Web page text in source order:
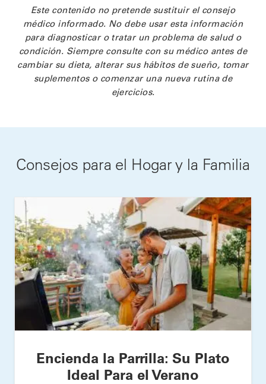
Este contenido no pretende sustituir el consejo
médico informado. No debe usar esta información
para diagnosticar o tratar un problema de salud o
condición. Siempre consulte con su médico antes de
cambiar su dieta, alterar sus hábitos de sueño, tomar
suplementos o comenzar una nueva rutina de
ejercicios.
Consejos para el Hogar y la Familia
Encienda la Parrilla: Su Plato
Ideal Para el Verano